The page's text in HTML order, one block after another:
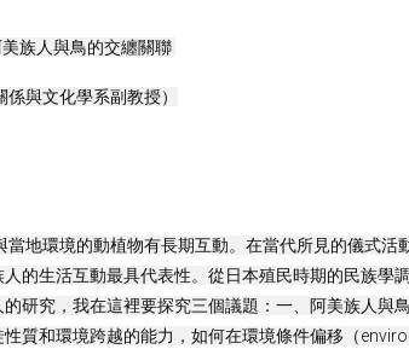
美族人與鳥的交纏關聯
與文化學系副教授）
地環境的動植物有長期互動。在當代所見的儀式
的生活互動最具代表性。從日本殖民時期的民族學
研究，我在這裡要探究三個議題：一、阿美族人與
質和環境跨越的能力，如何在環境條件偏移（